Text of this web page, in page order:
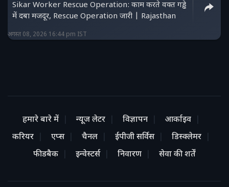
Sikar Worker Rescue Operation: काम करते वक्त गड्ढे
में दबा मजदूर, Rescue Operation जारी | Rajasthan
अगस्त 08, 2026 16:44 pm IST
हमारे बारे में न्यूज लेटर विज्ञापन
आर्काइव
करियर
एप्स चैनल ईपीजी सर्विस
डिस्क्लेमर
फीडबैक
इन्वेस्टर्स निवारण सेवा की शर्तें